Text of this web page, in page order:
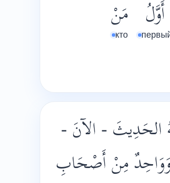
أَوَّلُ مَنْ
кто
الحَدِيثَ - الآنَ -
وَوَاحِدٌ مِنْ أَصْحَابِ